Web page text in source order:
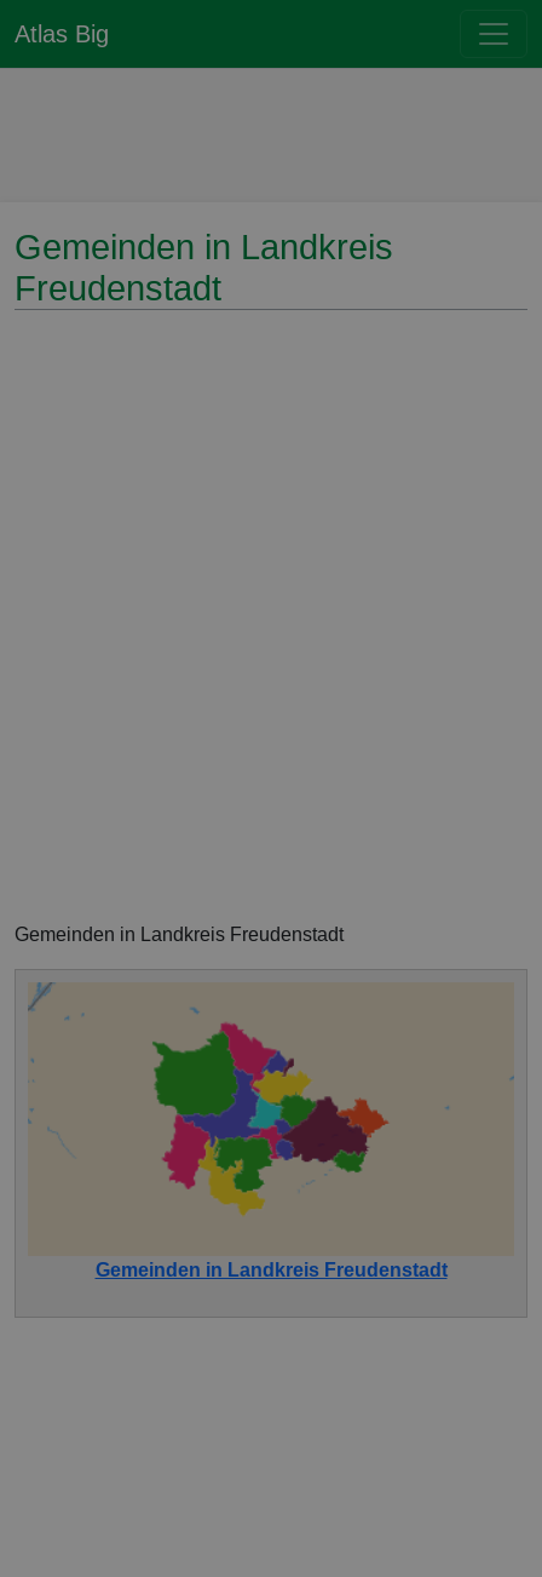
Atlas Big
Gemeinden in Landkreis
Freudenstadt
Gemeinden in Landkreis Freudenstadt
Gemeinden in Landkreis Freudenstadt